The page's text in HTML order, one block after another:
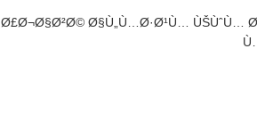
Ø£Ø¬Ø§Ø²Ø© Ø§Ù„Ù…Ø·Ø¹Ù… ÙŠÙˆÙ…